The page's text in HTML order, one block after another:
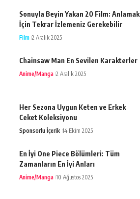
Sonuyla Beyin Yakan 20 Film: Anlamak
İçin Tekrar İzlemeniz Gerekebilir
Film 2 Aralık 2025
Chainsaw Man En Sevilen Karakterler
Anime/Manga 2 Aralık 2025
Her Sezona Uygun Keten ve Erkek
Ceket Koleksiyonu
Sponsorlu İçerik 14 Ekim 2025
En İyi One Piece Bölümleri: Tüm
Zamanların En İyi Anları
Anime/Manga 10 Ağustos 2025